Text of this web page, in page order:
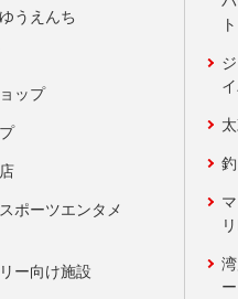
うえんち
ップ
ポーツエンタメ
ー向け施設
ト